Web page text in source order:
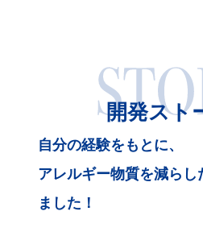
開発スト
自分の経験をもとに、
アレルギー物質を減らし
ました！